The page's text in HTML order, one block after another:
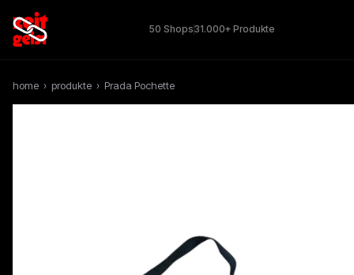
50 Shops31.000+ Produkte
home › produkte › Prada Pochette